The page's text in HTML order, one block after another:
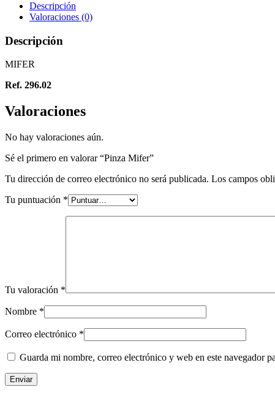
Descripción
Valoraciones (0)
Descripción
MIFER
Ref. 296.02
Valoraciones
No hay valoraciones aún.
Sé el primero en valorar “Pinza Mifer”
Tu dirección de correo electrónico no será publicada. Los campos
Tu puntuación *
Tu valoración *
Nombre *
Correo electrónico *
Guarda mi nombre, correo electrónico y web en este navegador